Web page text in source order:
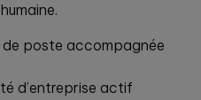
de poste accompagnée
d’entreprise actif